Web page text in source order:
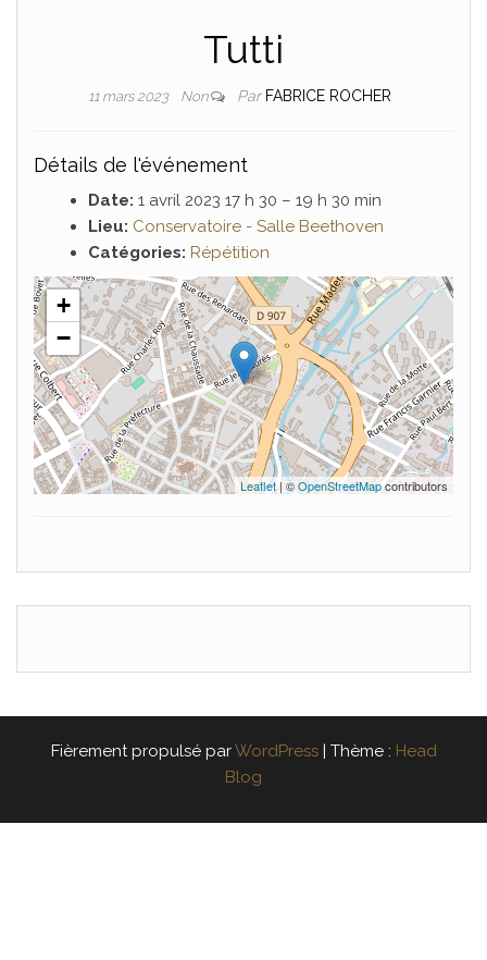
Tutti
11 mars 2023 Non Par FABRICE ROCHER
Détails de l'événement
Date: 1 avril 2023 17 h 30 – 19 h 30 min
Lieu: Conservatoire - Salle Beethoven
Catégories: Répétition
+
−
Leaflet| ©OpenStreetMapcontributors
Fièrement propulsé parWordPress | Thème : Head
Blog